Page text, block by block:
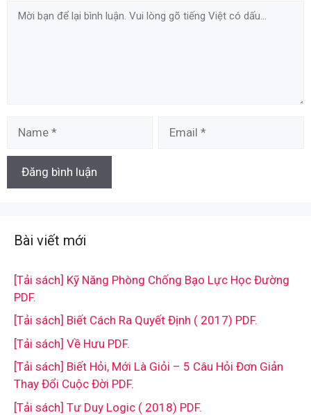
Comment
Bài viết mới
[Tải sách] Kỹ Năng Phòng Chống Bạo Lực Học Đường
PDF.
[Tải sách] Biết Cách Ra Quyết Định ( 2017) PDF.
[Tải sách] Về Hưu PDF.
[Tải sách] Biết Hỏi, Mới Là Giỏi – 5 Câu Hỏi Đơn Giản
Thay Đổi Cuộc Đời PDF.
[Tải sách] Tư Duy Logic ( 2018) PDF.